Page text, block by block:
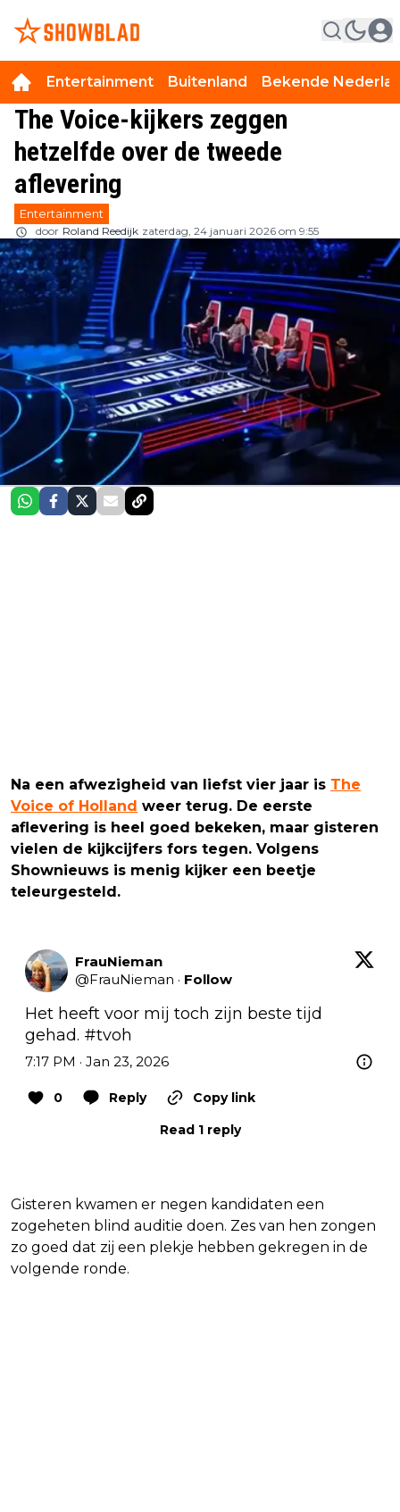
Entertainment Buitenland Bekende
The Voice-kijkers zeggen
hetzelfde over de tweede
aflevering
Entertainment
door Roland Reedijk zaterdag, 24 januari 2026 om 9:55
Na een afwezigheid van liefst vier jaar is The
Voice of Holland weer terug. De eerste
aflevering is heel goed bekeken, maar gisteren
vielen de kijkcijfers fors tegen. Volgens
Shownieuws is menig kijker een beetje
teleurgesteld.
FrauNieman
@FrauNieman · Follow
Het heeft voor mij toch zijn beste tijd
gehad. #tvoh
7:17 PM · Jan 23, 2026
0 Reply
Copy link
Read 1 reply
Gisteren kwamen er negen kandidaten een
zogeheten blind auditie doen. Zes van hen zongen
zo goed dat zij een plekje hebben gekregen in de
volgende ronde.